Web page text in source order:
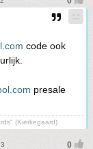
code ook
presale
(Kierkegaard)